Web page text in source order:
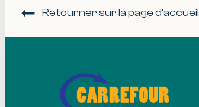
Retourner sur la page d'accueil